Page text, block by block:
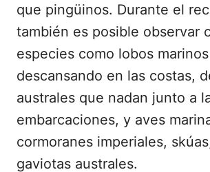
que pingüinos. Durante el
también es posible observar
especies como lobos marinos
descansando en las costas,
australes que nadan junto a
embarcaciones, y aves
cormoranes imperiales,
gaviotas australes.